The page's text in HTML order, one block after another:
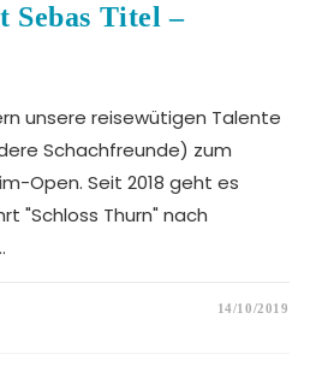
Sebas Titel –
unsere reisewütigen Talente
Schachfreunde) zum
Open. Seit 2018 geht es
"Schloss Thurn" nach
14/10/2019